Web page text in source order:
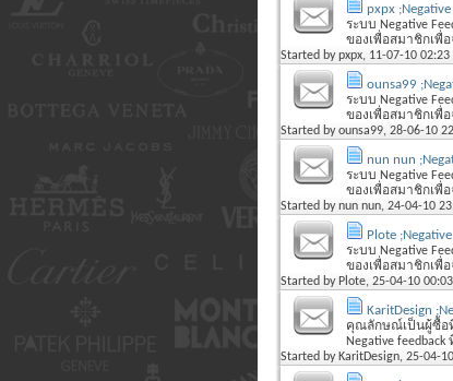
pxpx
ระบบ Negative
ของเพื่อสมาชิกเพื่
Started bypxpx, 11-07-10 02:23
ounsa99
ระบบ Negative
ของเพื่อสมาชิกเพื่
Started byounsa99, 28-06-10
nun nun
ระบบ Negative
ของเพื่อสมาชิกเพื่
Started bynun nun, 24-04-10
Plote
ระบบ Negative
ของเพื่อสมาชิกเพื่
Started by Plote, 25-04-10 00:03
KaritDesign
คุณลักษณ์เป็นผู้ซื้อที่
Negative
Started by KaritDesign, 25-04-